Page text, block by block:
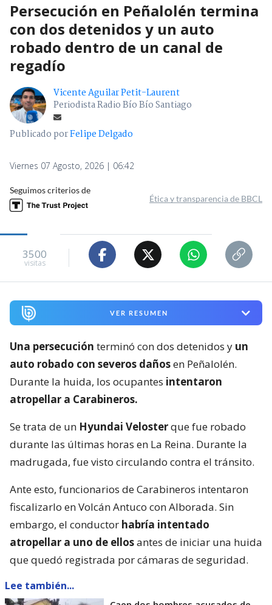
Persecución en Peñalolén termina
con dos detenidos y un auto
robado dentro de un canal de
regadío
Vicente Aguilar Petit-Laurent
Periodista Radio Bío Bío Santiago
Publicado porFelipe Delgado
Viernes 07 Agosto, 2026 | 06:42
Seguimos criterios de
Ética y transparencia de BBCL
3500
visitas
VER RESUMEN
Una persecución terminó con dos detenidos y un
auto robado con severos dañosen Peñalolén.
Durante la huida, los ocupantes intentaron
atropellar a Carabineros.
Se trata de un Hyundai Velosterque fue robado
durante las últimas horas en La Reina. Durante la
madrugada, fue visto circulando contra el tránsito.
Ante esto, funcionarios de Carabineros intentaron
fiscalizarlo en Volcán Antuco con Alborada. Sin
embargo, el conductor habría intentado
atropellar a uno de ellosantes de iniciar una huida
que quedó registrada por cámaras de seguridad.
Lee también...